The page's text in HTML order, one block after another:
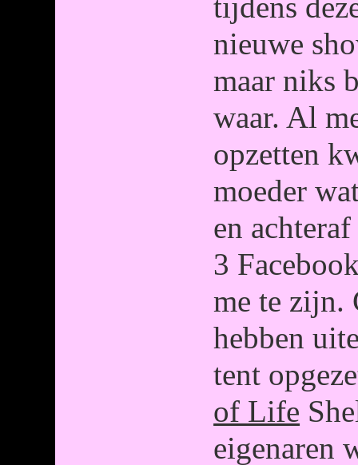
nieuwe
maar niks
waar. Al
opzetten
moeder
en
3
me te zijn.
hebben
tent
of Life
eigenaren